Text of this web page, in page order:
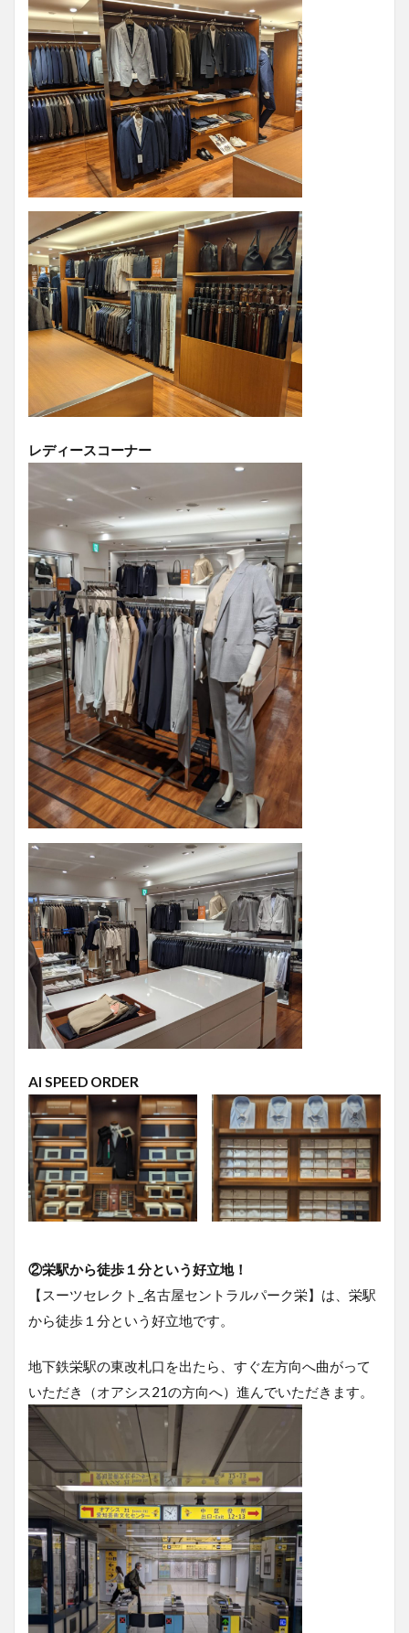
レディースコーナー
AI SPEED ORDER
②栄駅から徒歩１分という好立地！
【スーツセレクト_名古屋セントラルパーク栄】は、栄駅
から徒歩１分という好立地です。
地下鉄栄駅の東改札口を出たら、すぐ左方向へ曲がって
いただき（オアシス21の方向へ）進んでいただきます。